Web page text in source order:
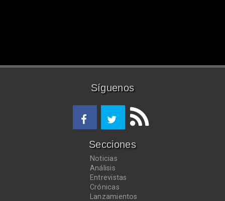
Síguenos
Secciones
Noticias
Análisis
Entrevistas
Crónicas
Lanzamientos